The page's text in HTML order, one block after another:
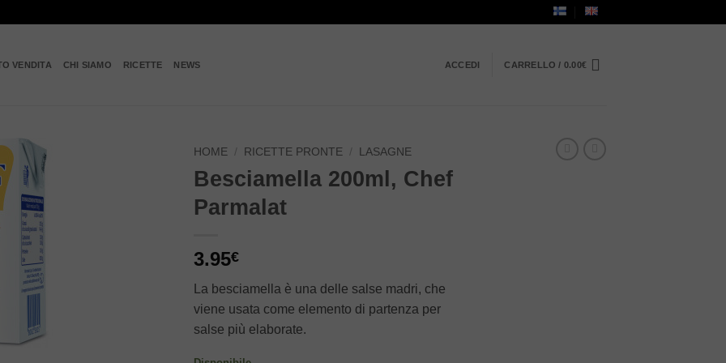
VENDITA CHI SIAMO RICETTE NEWS ACCEDI CARRELLO / 0.00€
HOME / RICETTE PRONTE / LASAGNE
Besciamella 200ml, Chef
Parmalat
3.95€
La besciamella è una delle salse madri, che
viene usata come elemento di partenza per
salse più elaborate.